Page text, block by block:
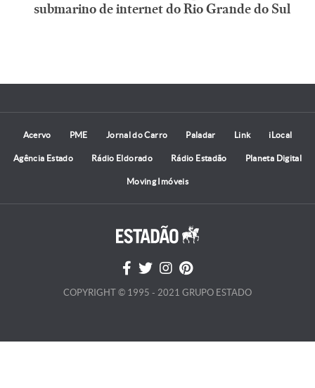
submarino de internet do Rio Grande do Sul
Acervo PME Jornal do Carro Paladar Link iLocal
Agência Estado Rádio Eldorado Rádio Estadão Planeta Digital
Moving Imóveis
COPYRIGHT © 1995 - 2021 GRUPO ESTADO